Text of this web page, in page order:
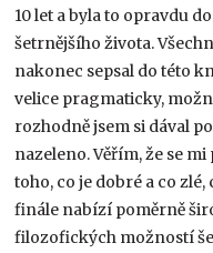
10 let a byla to opravdu
šetrnějšího života.
nakonec sepsal do této
velice pragmaticky,
rozhodně jsem si dával
nazeleno. Věřím, že se
toho, co je dobré a co
finále nabízí poměrně
filozofických možností